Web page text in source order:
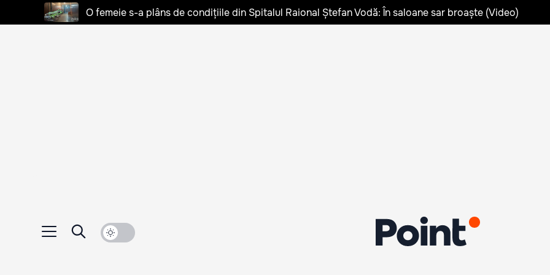
O femeie s-a plâns de condițiile din Spitalul Raional Ștefan Vodă: În saloane sar broaște (Video)